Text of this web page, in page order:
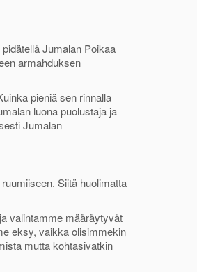
Jumalan Poikaa
armahduksen
pieniä sen rinnalla
luona puolustaja ja
Jumalan
Siitä huolimatta
valintamme määräytyvät
eksy, vaikka olisimmekin
mutta kohtasivatkin